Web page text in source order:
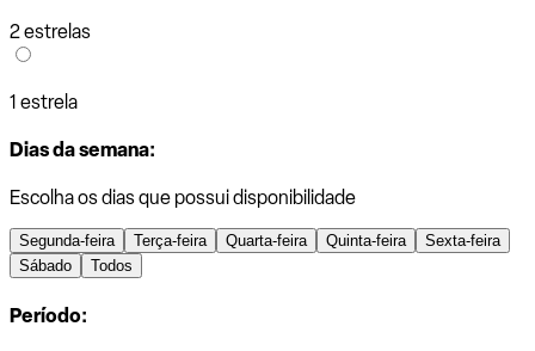
2 estrelas
1 estrela
Dias da semana:
Escolha os dias que possui disponibilidade
Segunda-feira Terça-feira Quarta-feira Quinta-feira
Sexta-feira
Sábado
Todos
Período: